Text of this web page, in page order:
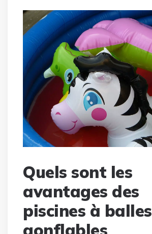
Quels sont les
avantages des
piscines à balles
gonflables